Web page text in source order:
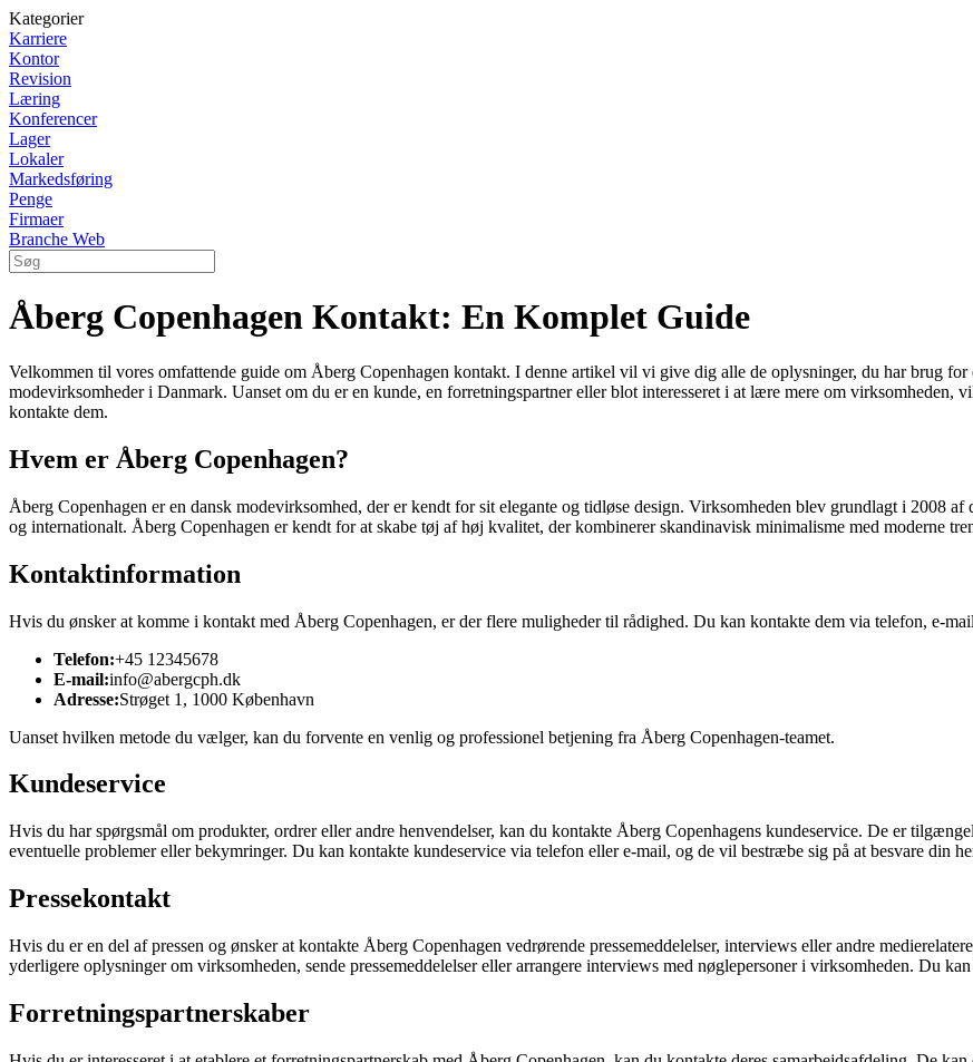
Kategorier
Karriere
Kontor
Revision
Læring
Konferencer
Lager
Lokaler
Markedsføring
Penge
Firmaer
Branche Web
Åberg Copenhagen Kontakt: En Komplet Guide
Velkommen til vores omfattende guide om Åberg Copenhagen kontakt. I denne artikel vil vi give dig alle de oplysninger, du har brug
modevirksomheder i Danmark. Uanset om du er en kunde, en forretningspartner eller blot interesseret i at lære mere om
kontakte dem.
Hvem er Åberg Copenhagen?
Åberg Copenhagen er en dansk modevirksomhed, der er kendt for sit elegante og tidløse design. Virksomheden blev grundlagt i 2008
og internationalt. Åberg Copenhagen er kendt for at skabe tøj af høj kvalitet, der kombinerer skandinavisk minimalisme med moderne
Kontaktinformation
Hvis du ønsker at komme i kontakt med Åberg Copenhagen, er der flere muligheder til rådighed. Du kan kontakte dem via telefon, e-
Telefon:+45 12345678
E-mail:info@abergcph.dk
Adresse:Strøget 1, 1000 København
Uanset hvilken metode du vælger, kan du forvente en venlig og professionel betjening fra Åberg Copenhagen-teamet.
Kundeservice
Hvis du har spørgsmål om produkter, ordrer eller andre henvendelser, kan du kontakte Åberg Copenhagens kundeservice. De er
eventuelle problemer eller bekymringer. Du kan kontakte kundeservice via telefon eller e-mail, og de vil bestræbe sig på at besvare din
Pressekontakt
Hvis du er en del af pressen og ønsker at kontakte Åberg Copenhagen vedrørende pressemeddelelser, interviews eller andre
yderligere oplysninger om virksomheden, sende pressemeddelelser eller arrangere interviews med nøglepersoner i virksomheden. Du
Forretningspartnerskaber